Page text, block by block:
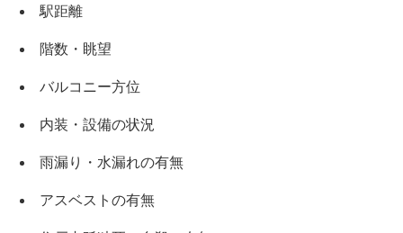
駅距離
階数・眺望
バルコニー方位
内装・設備の状況
雨漏り・水漏れの有無
アスベストの有無